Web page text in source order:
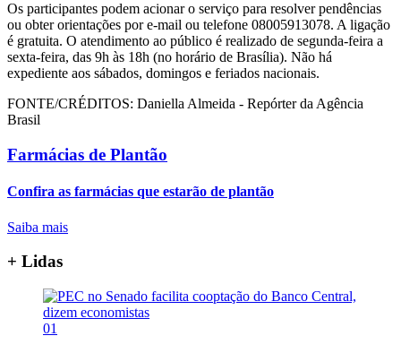
Os participantes podem acionar o serviço para resolver pendências
ou obter orientações por e-mail ou telefone 08005913078. A ligação
é gratuita. O atendimento ao público é realizado de segunda-feira a
sexta-feira, das 9h às 18h (no horário de Brasília). Não há
expediente aos sábados, domingos e feriados nacionais.
FONTE/CRÉDITOS: Daniella Almeida - Repórter da Agência
Brasil
Farmácias de Plantão
Confira as farmácias que estarão de plantão
Saiba mais
+ Lidas
01